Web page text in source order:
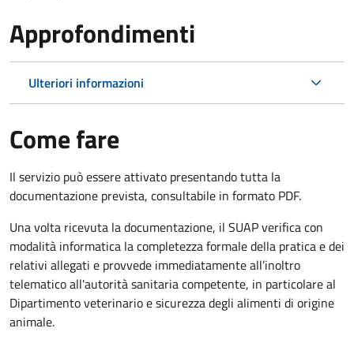
Approfondimenti
Ulteriori informazioni
Come fare
Il servizio può essere attivato presentando tutta la
documentazione prevista, consultabile in formato PDF.
Una volta ricevuta la documentazione, il SUAP verifica con
modalità informatica la completezza formale della pratica e dei
relativi allegati e provvede immediatamente all’inoltro
telematico all'autorità sanitaria competente, in particolare al
Dipartimento veterinario e sicurezza degli alimenti di origine
animale.